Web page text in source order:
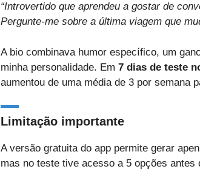
“Introvertido que aprendeu a gostar de
Pergunte-me sobre a última viagem que
A bio combinava humor específico, um
minha personalidade. Em 7 dias de teste
aumentou de uma média de 3 por semana
Limitação importante
A versão gratuita do app permite gerar
mas no teste tive acesso a 5 opções